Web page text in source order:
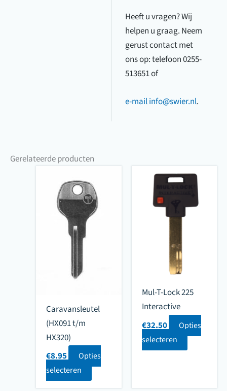
Heeft u vragen? Wij
helpen u graag. Neem
gerust contact met
ons op: telefoon 0255-
513651 of
e-mailinfo@swier.nl.
Gerelateerde producten
Caravansleutel
(HX091 t/m
HX320)
€8.95
Opties
selecteren
Mul-T-Lock 225
Interactive
€32.50
Opties
selecteren